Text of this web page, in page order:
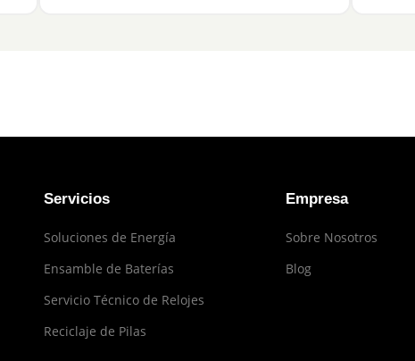
Servicios
Soluciones de Energía
Ensamble de Baterías
Servicio Técnico de Relojes
Reciclaje de Pilas
Empresa
Sobre Nosotros
Blog